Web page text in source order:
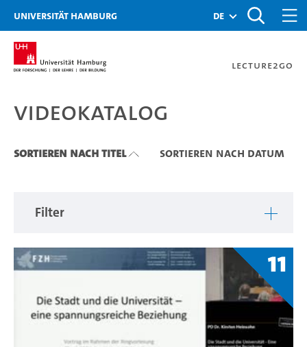
Zu den Filtern
Zur Metanavigation
Zur Hauptnavigation
Zur Suche
Zum Inhalt
Zum Seitenfuss
Universität Hamburg de
Lecture2Go
Videokatalog
Videokatalog
Sortieren nach Titel Sortieren nach Datum
Filter
11